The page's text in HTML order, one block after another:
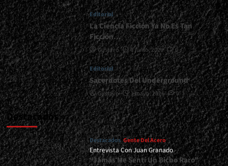
Sinfonía
De
Lo
Extremo</div>
Editorial
La Ciencia Ficción Ya No Es Tan
Ficción…
Gustavo 1 junio, 2026 0
Editorial
Sacerdotes Del Underground
Gustavo 1 mayo, 2026 0
Destacados
Destacados Gente Del Acero
Entrevista Con Juan Granado
“Jamás Me Sentí Un Bicho Raro”